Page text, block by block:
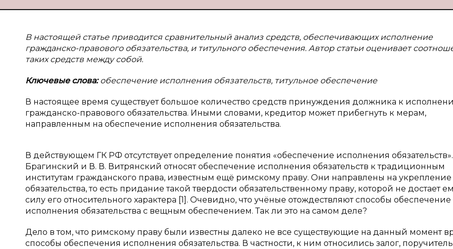
В настоящей статье приводится сравнительный анализ средств, обеспечивающих исполнение
гражданско-правового обязательства, и титульного обеспечения. Автор статьи оценивает
таких средств между собой.
Ключевые слова:обеспечение исполнения обязательств, титульное обеспечение
В настоящее время существует большое количество средств принуждения должника к
гражданско-правового обязательства. Иными словами, кредитор может прибегнуть к мерам,
направленным на обеспечение исполнения обязательства.
В действующем ГК РФ отсутствует определение понятия «обеспечение исполнения
Брагинский и В. В. Витрянский относят обеспечение исполнения обязательств к традиционным
институтам гражданского права, известным ещё римскому праву. Они направлены на укрепление
обязательства, то есть придание такой твердости обязательственному праву, которой не достает
силу его относительного характера [1]. Очевидно, что учёные отождествляют способы обеспечение
исполнения обязательства с вещным обеспечением. Так ли это на самом деле?
Дело в том, что римскому праву были известны далеко не все существующие на данный момент
способы обеспечения исполнения обязательства. В частности, к ним относились залог,